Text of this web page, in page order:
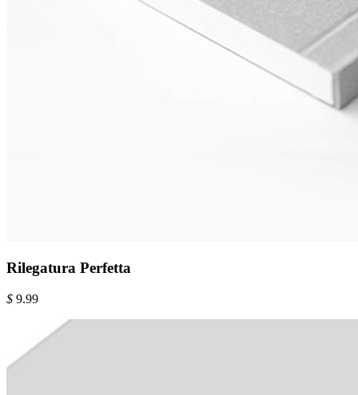
Rilegatura Perfetta
$ 9.99